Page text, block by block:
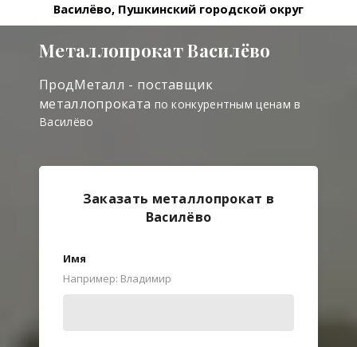
Василёво, Пушкинский городской округ
Металлопрокат Василёво
ПродМеталл - поставщик
металлопроката по конкурентным ценам в
Василёво
Заказать металлопрокат в
Василёво
Имя
Например: Владимир